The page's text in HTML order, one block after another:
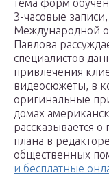
тема форм
3-часовые
Международной
Павлова
специалистов
привлечения
видеосюжеты, в
оригинальные
домах
рассказывается
плана в
общественных
и бесплатные